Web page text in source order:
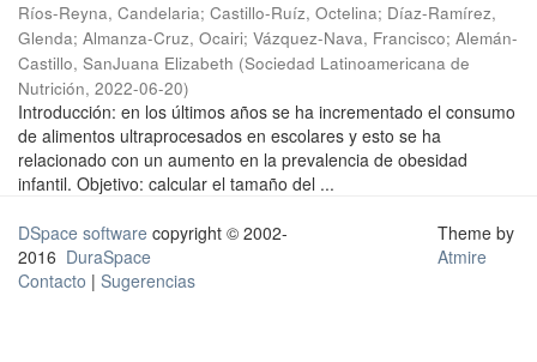
Ríos-Reyna, Candelaria; Castillo-Ruíz, Octelina; Díaz-Ramírez,
Glenda; Almanza-Cruz, Ocairi; Vázquez-Nava, Francisco; Alemán-
Castillo, SanJuana Elizabeth (Sociedad Latinoamericana de
Nutrición, 2022-06-20)
Introducción: en los últimos años se ha incrementado el consumo
de alimentos ultraprocesados en escolares y esto se ha
relacionado con un aumento en la prevalencia de obesidad
infantil. Objetivo: calcular el tamaño del ...
DSpace software copyright © 2002-
2016 DuraSpace
Contacto | Sugerencias
Theme by
Atmire